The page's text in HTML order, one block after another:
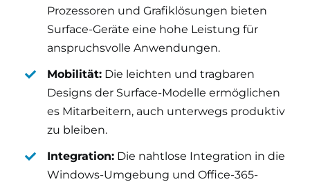
Prozessoren und Grafiklösungen bieten
Surface-Geräte eine hohe Leistung für
anspruchsvolle Anwendungen.
Mobilität: Die leichten und tragbaren
Designs der Surface-Modelle ermöglichen
es Mitarbeitern, auch unterwegs produktiv
zu bleiben.
Integration: Die nahtlose Integration in die
Windows-Umgebung und Office-365-